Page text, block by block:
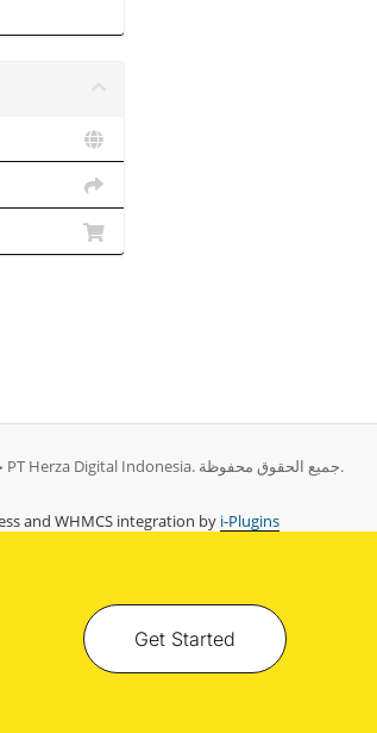
حقوق الطبع والنشر © 2026 PT Herza Digital Indonesia. جميع الحقوق محفوظة.
and WHMCS integration by i-Plugins
Get Started